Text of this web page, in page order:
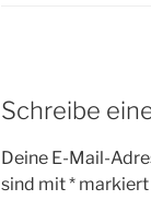
Schreibe
Deine E-Mail-
sind mit* markiert